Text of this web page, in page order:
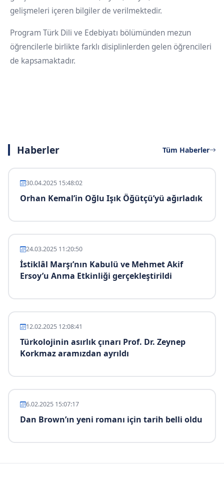
gelişmeleri içeren bilgiler de verilmektedir.
Program Türk Dili ve Edebiyatı bölümünden mezun
öğrencilerle birlikte farklı disiplinlerden gelen öğrencileri
de kapsamaktadır.
Haberler Tüm Haberler
30.04.2025 15:48:02
Orhan Kemal’in Oğlu Işık Öğütçü’yü ağırladık
24.03.2025 11:20:50
İstiklâl Marşı’nın Kabulü ve Mehmet Akif
Ersoy’u Anma Etkinliği gerçekleştirildi
12.02.2025 12:08:41
Türkolojinin asırlık çınarı Prof. Dr. Zeynep
Korkmaz aramızdan ayrıldı
6.02.2025 15:07:17
Dan Brown’ın yeni romanı için tarih belli oldu